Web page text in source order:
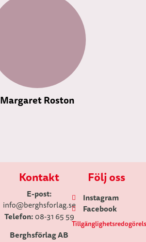
Margaret Roston
Kontakt
E-post:
info@berghsforlag.se
Telefon:08-31 65 59
Berghsförlag AB
Följ oss
Instagram
Facebook